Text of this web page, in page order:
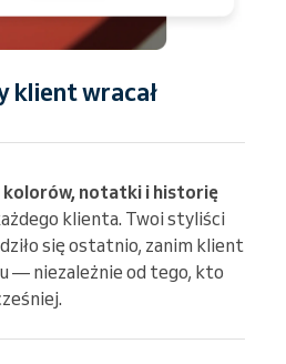
klient wracał
kolorów, notatki i historię
klienta. Twoi styliści
się ostatnio, zanim klient
— niezależnie od tego, kto